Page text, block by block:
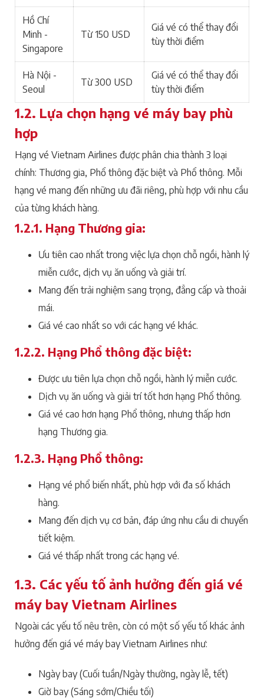
Hồ Chí
Minh -
Singapore
Từ 150 USD
Giá vé có thể thay đổi
tùy thời điểm
Hà Nội -
Seoul
Từ 300 USD
Giá vé có thể thay đổi
tùy thời điểm
1.2. Lựa chọn hạng vé máy bay phù
hợp
Hạng vé Vietnam Airlines được phân chia thành 3 loại
chính: Thương gia, Phổ thông đặc biệt và Phổ thông. Mỗi
hạng vé mang đến những ưu đãi riêng, phù hợp với nhu cầu
của từng khách hàng.
1.2.1. Hạng Thương gia:
Ưu tiên cao nhất trong việc lựa chọn chỗ ngồi, hành lý
miễn cước, dịch vụ ăn uống và giải trí.
Mang đến trải nghiệm sang trọng, đẳng cấp và thoải
mái.
Giá vé cao nhất so với các hạng vé khác.
1.2.2. Hạng Phổ thông đặc biệt:
Được ưu tiên lựa chọn chỗ ngồi, hành lý miễn cước.
Dịch vụ ăn uống và giải trí tốt hơn hạng Phổ thông.
Giá vé cao hơn hạng Phổ thông, nhưng thấp hơn
hạng Thương gia.
1.2.3. Hạng Phổ thông:
Hạng vé phổ biến nhất, phù hợp với đa số khách
hàng.
Mang đến dịch vụ cơ bản, đáp ứng nhu cầu di chuyển
tiết kiệm.
Giá vé thấp nhất trong các hạng vé.
1.3. Các yếu tố ảnh hưởng đến giá vé
máy bay Vietnam Airlines
Ngoài các yếu tố nêu trên, còn có một số yếu tố khác ảnh
hưởng đến giá vé máy bay Vietnam Airlines như:
Ngày bay (Cuối tuần/Ngày thường, ngày lễ, tết)
Giờ bay (Sáng sớm/Chiều tối)